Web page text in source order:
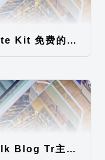
Site Kit 免费的WordPress数据统计插件
Silk Blog Tr主题汉化包